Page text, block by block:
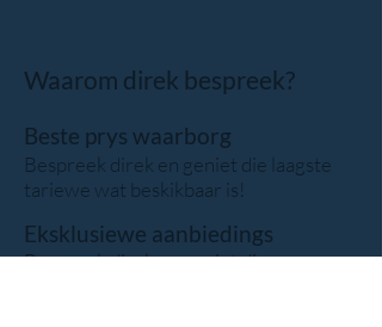
Waarom direk bespreek?
Beste prys waarborg
Bespreek direk en geniet die laagste
tariewe wat beskikbaar is!
Eksklusiewe aanbiedings
Bespreek direk en geniet die